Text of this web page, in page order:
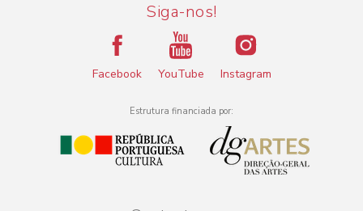
Siga-nos!
Facebook YouTube Instagram
Estrutura financiada por: